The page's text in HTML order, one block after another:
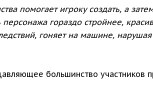
помогает игроку создать, а
гораздо стройнее,
гоняет на машине,
большинство участников